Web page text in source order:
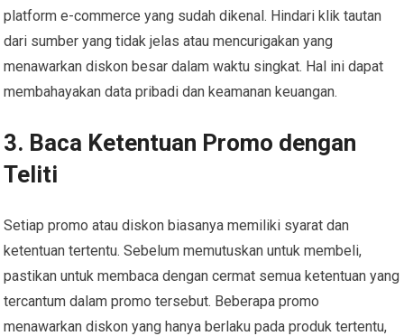
platform e-commerce yang sudah dikenal. Hindari klik tautan
dari sumber yang tidak jelas atau mencurigakan yang
menawarkan diskon besar dalam waktu singkat. Hal ini dapat
membahayakan data pribadi dan keamanan keuangan.
3. Baca Ketentuan Promo dengan
Teliti
Setiap promo atau diskon biasanya memiliki syarat dan
ketentuan tertentu. Sebelum memutuskan untuk membeli,
pastikan untuk membaca dengan cermat semua ketentuan yang
tercantum dalam promo tersebut. Beberapa promo
menawarkan diskon yang hanya berlaku pada produk tertentu,